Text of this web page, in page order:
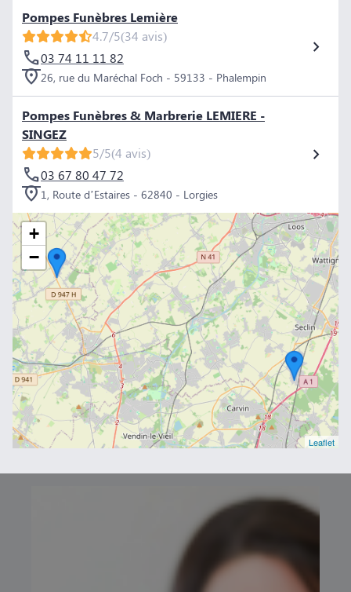
Pompes Funèbres Lemière
4.7/5(34 avis)
03 74 11 11 82
26, rue du Maréchal Foch - 59133 - Phalempin
Pompes Funèbres & Marbrerie LEMIERE -
SINGEZ
5/5(4 avis)
03 67 80 47 72
1, Route d’Estaires - 62840 - Lorgies
+
−
Leaflet